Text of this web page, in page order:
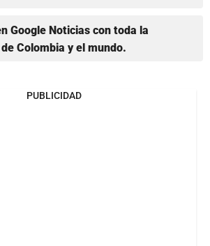
Google Noticias con toda la
Colombia y el mundo.
PUBLICIDAD